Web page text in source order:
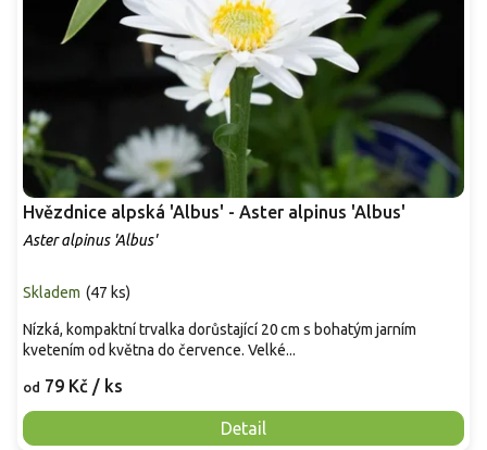
Hvězdnice alpská 'Albus' - Aster alpinus 'Albus'
Aster alpinus 'Albus'
Skladem (47 ks)
od 79 Kč / ks
Detail
Nízká, kompaktní trvalka dorůstající 20 cm s bohatým jarním
kvetením od května do července. Velké...